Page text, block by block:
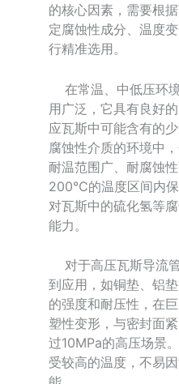
的核心因素，需要根
定腐蚀性成分、温度
行精准选用。
在常温、中低压环
用广泛，它具有良好
应瓦斯中可能含有的
腐蚀性介质的环境中
耐温范围广、耐腐蚀
200℃的温度区间内保
对瓦斯中的硫化氢等
能力。
对于高压瓦斯导流
到应用，如铜垫、铝
的强度和耐压性，在
塑性变形，与密封面
过10MPa的高压场景
受较高的温度，不易